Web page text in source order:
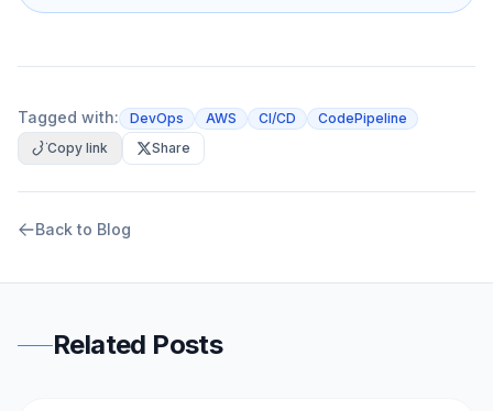
Tagged with: DevOps AWS CI/CD
CodePipeline
Copy link
Share
Back to Blog
Related Posts